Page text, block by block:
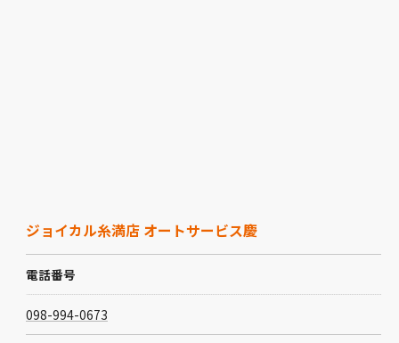
ジョイカル糸満店 オートサービス慶
電話番号
098-994-0673